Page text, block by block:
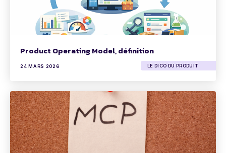
Product Operating Model, définition
24 MARS 2026 LE DICO DU PRODUIT